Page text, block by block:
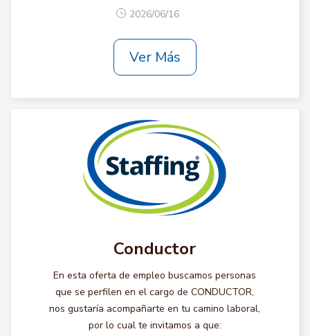
2026/06/16
Ver Más
Conductor
En esta oferta de empleo buscamos personas
que se perfilen en el cargo de CONDUCTOR,
nos gustaría acompañarte en tu camino laboral,
por lo cual te invitamos a que: